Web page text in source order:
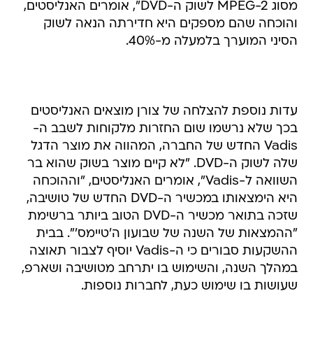
מסוג MPEG-2 לשוק ה-DVD", אומרים האנליסטים,
והוכחה שהם מספקים היא חדירתה הנאה לשוק
הסיני המוערך בלמעלה מ-40%.
עדות נוספת להצלחה של צורן מוצאים האנליסטים
בכך שלא נרשמו שום החזרות מלקוחות לשבב ה-
Vadis החדש של החברה, המהווה את מוצר הדגל
שלה לשוק ה-DVD. "לא קיים מוצר בשוק שהוא בר
השוואה ל-Vadis", אומרים האנליסטים, "וההוכחה
היא הימצאותו במכשיר ה-DVD החדש של טושיבה,
שזכה בתואר מכשיר ה-DVD הטוב ביותר ברשימת
"ההמצאות של השנה של שבועון ה'טיימס'". בבית
ההשקעות סבורים כי ה-Vadis יוסיף לצבור תאוצה
במהלך השנה, והשימוש בו יתרחב מטושיבה ושארפ,
שעושות בו שימוש כעת, לחברות נוספות.